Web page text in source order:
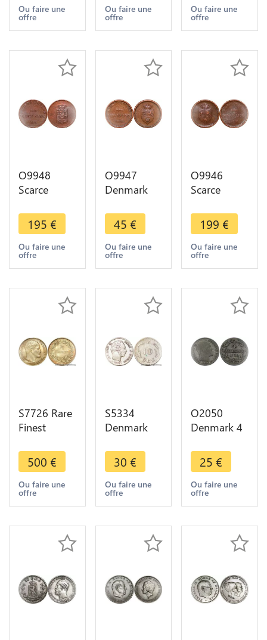
Christian
VIII 1842 K
!!
Ou faire une
offre
Frederik III
Rex 1648
Ou faire une
offre
Make offer
Ou faire une
offre
O9948
Scarce
16 Skilling
Frederik VI
Rigsbank
Token 1814
195 €
Ou faire une
offre
O9947
Denmark
Frederik VI
Rigsbank
Token 1813
-> Make
45 €
Ou faire une
offre
O9946
Scarce
12 Skilling
Frederik VI
Rigsbank
Token 1813
199 €
Ou faire une
offre
S7726 Rare
Finest
1/2
Rigsdaler
Frederik VII
1855 PCGS
Silver
500 €
Ou faire une
offre
S5334
Denmark
Christian IX
1874
Argent
Silver - Faire
30 €
Ou faire une
offre
O2050
Denmark 4
Frederik VII
R M 1856
VS Silver -
>Make
25 €
Ou faire une
offre